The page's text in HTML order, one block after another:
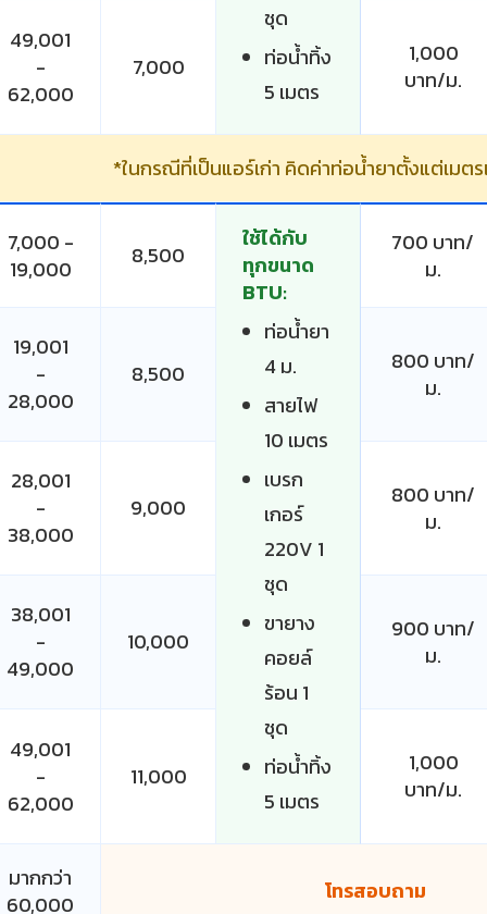
ชุด
ท่อน้ำทิ้ง
5 เมตร
49,001
-
62,000
7,000
1,000
บาท/ม.
*ในกรณีที่เป็นแอร์เก่า คิดค่าท่อน้ำยาตั้งแต่เมต
7,000 -
19,000
8,500
ใช้ได้กับ
ทุกขนาด
BTU:
ท่อน้ำยา
4 ม.
สายไฟ
10 เมตร
เบรก
เกอร์
220V 1
ชุด
ขายาง
คอยล์
ร้อน 1
ชุด
ท่อน้ำทิ้ง
5 เมตร
700 บาท/
ม.
19,001
-
28,000
8,500
800 บาท/
ม.
28,001
-
38,000
9,000
800 บาท/
ม.
38,001
-
49,000
10,000
900 บาท/
ม.
49,001
-
62,000
11,000
1,000
บาท/ม.
มากกว่า
60,000
โทรสอบถาม